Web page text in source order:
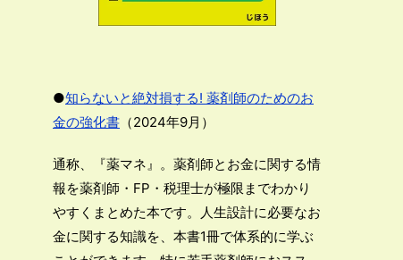
●知らないと絶対損する! 薬剤師のためのお
金の強化書 （2024年9月）
通称、『薬マネ』。薬剤師とお金に関する情
報を薬剤師・FP・税理士が極限までわかり
やすくまとめた本です。人生設計に必要なお
金に関する知識を、本書1冊で体系的に学ぶ